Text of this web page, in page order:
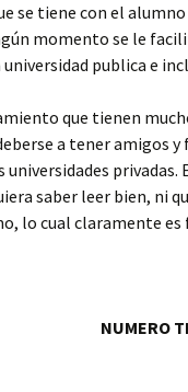
se tiene con el
momento se le
publica e
que tienen
a tener amigos
universidades
saber leer bien, ni
lo cual claramente es
NUMERO